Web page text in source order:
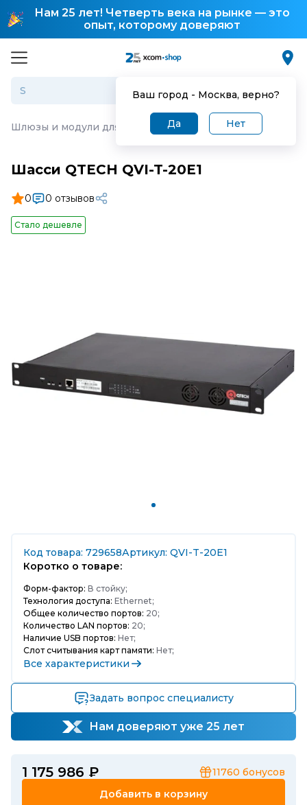
Нам 25 лет! Четверть века на рынке — это
опыт, которому доверяют
Ваш город - Москва, верно?
Да Нет
Шлюзы и модули для IP-телефонии Шасси QTECH
Шасси QTECH QVI-T-20E1
0 0 отзывов
Стало дешевле
Код товара: 729658Артикул: QVI-T-20E1
Коротко о товаре:
Форм-фактор: В стойку;
Технология доступа: Ethernet;
Общее количество портов: 20;
Количество LAN портов: 20;
Наличие USB портов: Нет;
Слот считывания карт памяти: Нет;
Все характеристики
Задать вопрос специалисту
Нам доверяют уже 25 лет
1 175 986 ₽ 11760 бонусов
Добавить в корзину